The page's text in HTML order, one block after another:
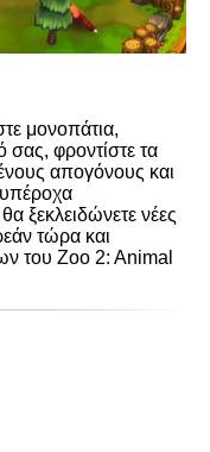
μονοπάτια,
σας, φροντίστε τα
απογόνους και
ξεκλειδώνετε νέες
τώρα και
του Zoo 2: Animal